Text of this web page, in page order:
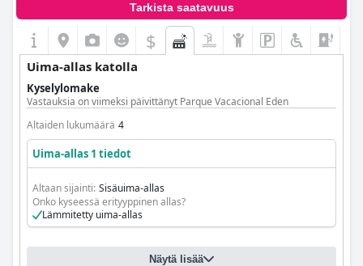
Tarkista saatavuus
$
Uima-allas katolla
Kyselylomake
Vastauksia on viimeksi päivittänyt Parque Vacacional Eden
Altaiden lukumäärä 4
Uima-allas 1 tiedot
Altaan sijainti: Sisäuima-allas
Onko kyseessä erityyppinen allas?
Lämmitetty uima-allas
Näytä lisää